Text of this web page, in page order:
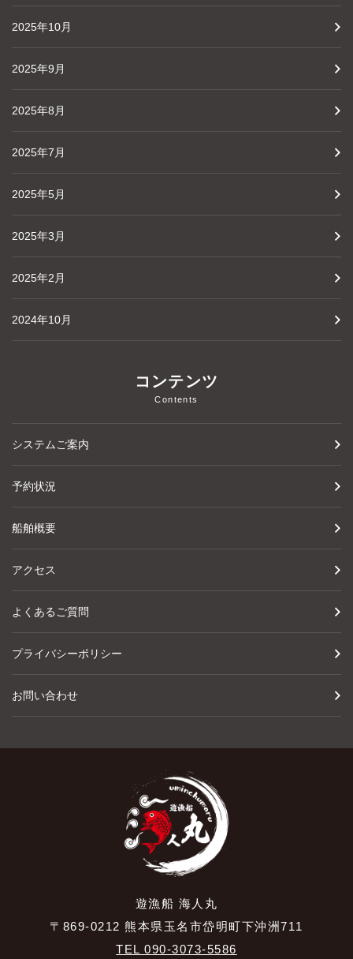
2025年10月
2025年9月
2025年8月
2025年7月
2025年5月
2025年3月
2025年2月
2024年10月
コンテンツ
Contents
システムご案内
予約状況
船舶概要
アクセス
よくあるご質問
プライバシーポリシー
お問い合わせ
遊漁船 海人丸
〒869-0212 熊本県玉名市岱明町下沖洲711
TEL 090-3073-5586